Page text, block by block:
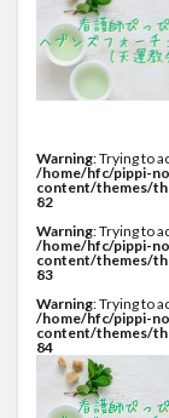
Warning: Trying to
/home/hfc/pippi-
content/themes/
82
Warning: Trying to
/home/hfc/pippi-
content/themes/
83
Warning: Trying to
/home/hfc/pippi-
content/themes/
84